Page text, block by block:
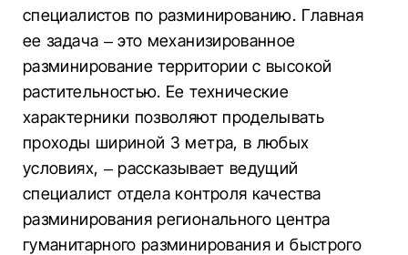
специалистов по разминированию. Главная
ее задача – это механизированное
разминирование территории с высокой
растительностью. Ее технические
характерники позволяют проделывать
проходы шириной 3 метра, в любых
условиях, – рассказывает ведущий
специалист отдела контроля качества
разминирования регионального центра
гуманитарного разминирования и быстрого